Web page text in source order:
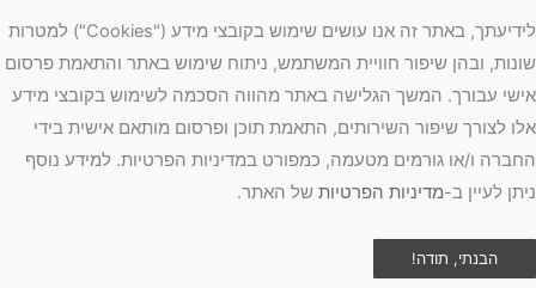
לידיעתך, באתר זה אנו עושים שימוש בקובצי מידע ("Cookies") למטרות
ובהן שיפור חוויית המשתמש, ניתוח שימוש באתר והתאמת פרסום
עבורך. המשך הגלישה באתר מהווה הסכמה לשימוש בקובצי מידע
לצורך שיפור השירותים, התאמת תוכן ופרסום מותאם אישית בידי
ו/או גורמים מטעמה, כמפורט במדיניות הפרטיות. למידע נוסף
לעיין ב-מדיניות הפרטיותשל האתר.
הבנתי, תודה!